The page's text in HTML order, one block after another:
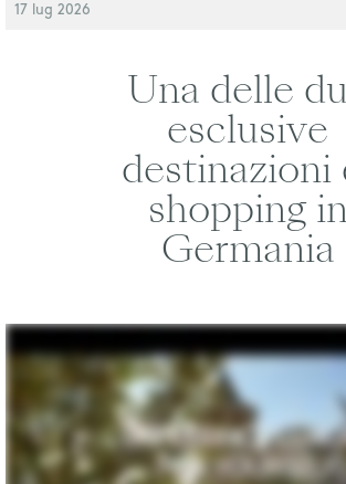
17 lug 2026
Una delle
esclusive
destinazioni
shopping
Germania